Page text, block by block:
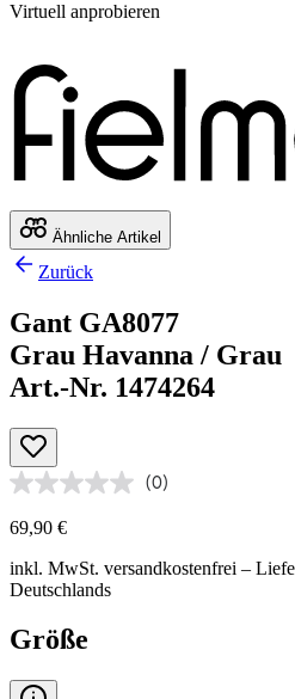
Virtuell anprobieren
Ähnliche Artikel
Zurück
Gant GA8077
Grau Havanna / Grau
Art.-Nr. 1474264
(0)
69,90 €
inkl. MwSt. versandkostenfrei –
Deutschlands
Größe